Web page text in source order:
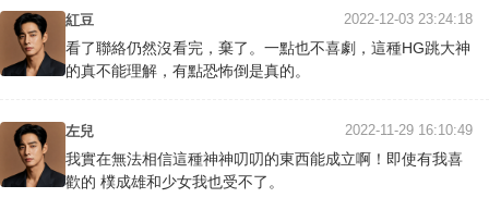
紅豆 2022-12-03 23:24:18
看了聯絡仍然沒看完，棄了。一點也不喜劇，這種HG跳大神
的真不能理解，有點恐怖倒是真的。
左兒 2022-11-29 16:10:49
我實在無法相信這種神神叨叨的東西能成立啊！即使有我喜
歡的 樸成雄和少女我也受不了。